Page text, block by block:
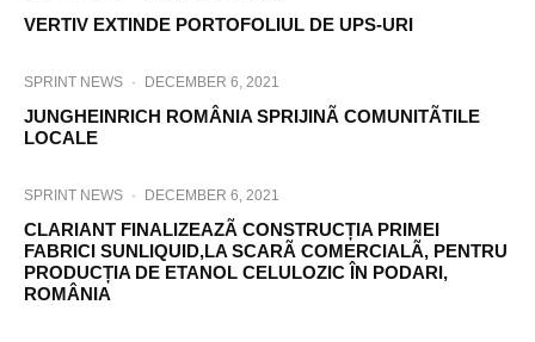
VERTIV EXTINDE PORTOFOLIUL DE UPS-URI
SPRINT NEWS · DECEMBER 6, 2021
JUNGHEINRICH ROMÂNIA SPRIJINÃ COMUNITÃTILE
LOCALE
SPRINT NEWS · DECEMBER 6, 2021
CLARIANT FINALIZEAZÃ CONSTRUCȚIA PRIMEI
FABRICI SUNLIQUID,LA SCARÃ COMERCIALÃ, PENTRU
PRODUCȚIA DE ETANOL CELULOZIC ÎN PODARI,
ROMÂNIA